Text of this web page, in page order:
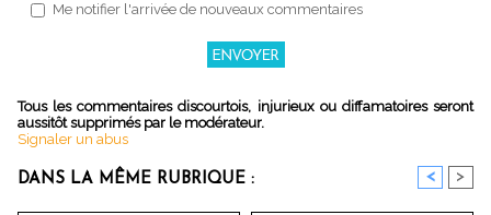
Me notifier l'arrivée de nouveaux commentaires
Tous les commentaires discourtois, injurieux ou diffamatoires seront
aussitôt supprimés par le modérateur.
Signaler un abus
DANS LA MÊME RUBRIQUE : < >